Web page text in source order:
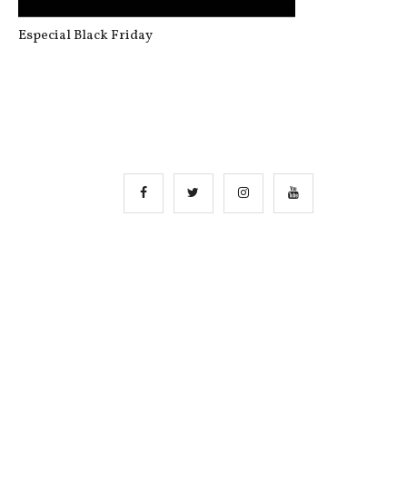
Especial Black Friday